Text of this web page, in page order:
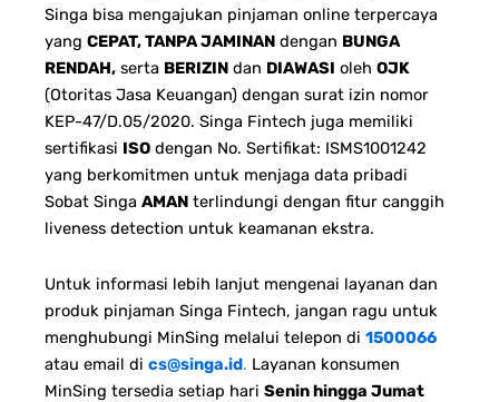
Singa bisa mengajukan pinjaman online terpercaya
yang CEPAT, TANPA JAMINAN dengan BUNGA
RENDAH, serta BERIZIN dan DIAWASI oleh OJK
(Otoritas Jasa Keuangan) dengan surat izin nomor
KEP-47/D.05/2020. Singa Fintech juga memiliki
sertifikasi ISO dengan No. Sertifikat: ISMS1001242
yang berkomitmen untuk menjaga data pribadi
Sobat Singa AMAN terlindungi dengan fitur canggih
liveness detection untuk keamanan ekstra.
Untuk informasi lebih lanjut mengenai layanan dan
produk pinjaman Singa Fintech, jangan ragu untuk
menghubungi MinSing melalui telepon di 1500066
atau email di cs@singa.id. Layanan konsumen
MinSing tersedia setiap hari Senin hingga Jumat